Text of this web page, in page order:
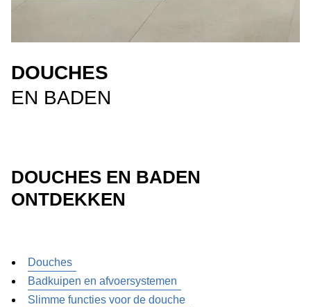
DOUCHES
EN BADEN
DOUCHES EN BADEN
ONTDEKKEN
Douches
Badkuipen en afvoersystemen
Slimme functies voor de douche